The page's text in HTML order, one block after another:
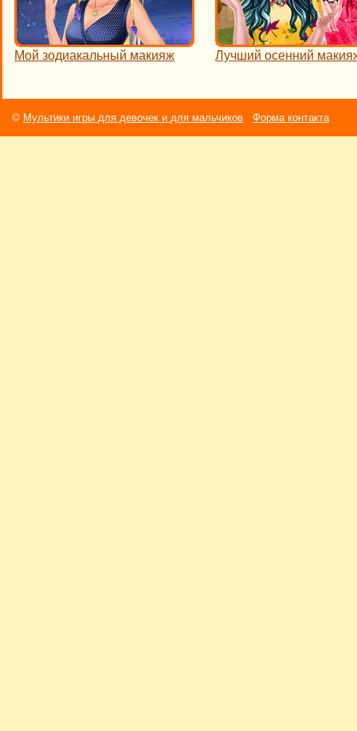
Мой зодиакальный макияж Лучший осенний
© Мультики игры для девочек и для мальчиков Форма контакта